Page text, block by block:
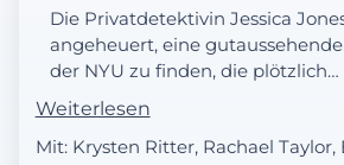
Die Privatdetektivin Jessica
angeheuert, eine
der NYU zu finden, die plötzlich
verschwunden ist. Bald stellt sich
heraus, dass dahinter mehr steckt
gewöhnlicher Vermisstenfall.
Weiterlesen
Mit: Krysten Ritter, Rachael Taylor,